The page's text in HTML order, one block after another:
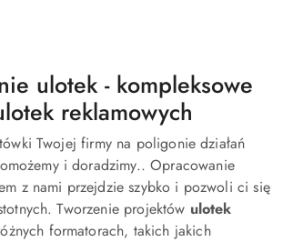
ulotek - kompleksowe
reklamowych
Twojej firmy na poligonie działań
i doradzimy.. Opracowanie
z nami przejdzie szybko i pozwoli ci się
Tworzenie projektów ulotek
formatorach, takich jakich